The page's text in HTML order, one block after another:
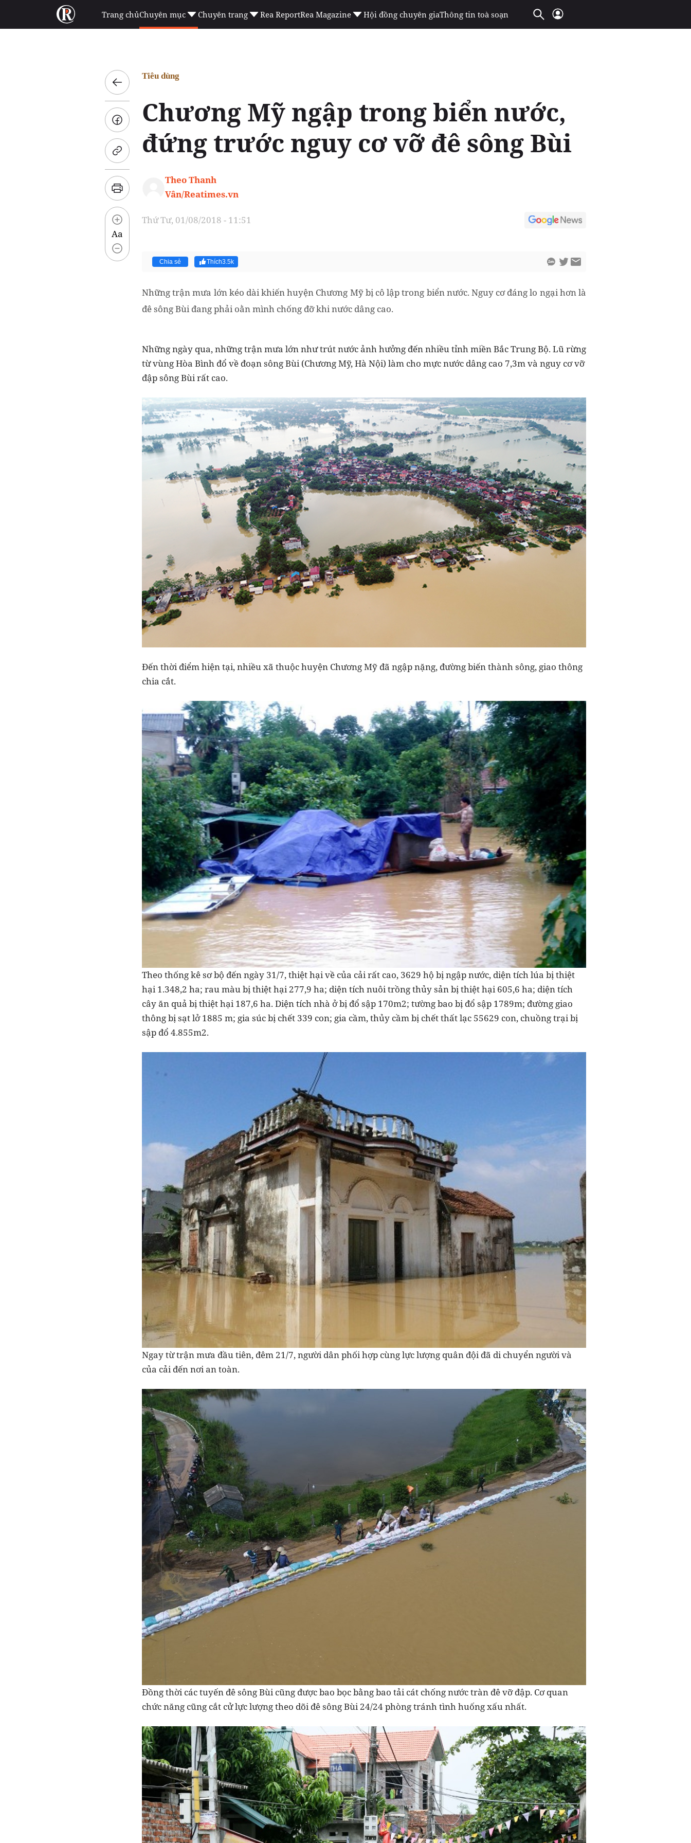
Trang chủChuyên mục Chuyên trang Rea ReportRea Magazine Hội đồng chuyên giaThông tin toà soạn
Aa
Tiêu dùng
Chương Mỹ ngập trong biển nước,
đứng trước nguy cơ vỡ đê sông Bùi
Theo Thanh
Vân/Reatimes.vn
Thứ Tư, 01/08/2018 - 11:51
Chia sẻ Thích3.5k
Những trận mưa lớn kéo dài khiến huyện Chương Mỹ bị cô lập trong biển nước. Nguy cơ đáng lo ngại hơn là
đê sông Bùi đang phải oằn mình chống đỡ khi nước dâng cao.
Những ngày qua, những trận mưa lớn như trút nước ảnh hưởng đến nhiều tỉnh miền Bắc Trung Bộ. Lũ rừng
từ vùng Hòa Bình đổ về đoạn sông Bùi (Chương Mỹ, Hà Nội) làm cho mực nước dâng cao 7,3m và nguy cơ vỡ
đập sông Bùi rất cao.
Đến thời điểm hiện tại, nhiều xã thuộc huyện Chương Mỹ đã ngập nặng, đường biến thành sông, giao thông
chia cắt.
Theo thống kê sơ bộ đến ngày 31/7, thiệt hại về của cải rất cao, 3629 hộ bị ngập nước, diện tích lúa bị thiệt
hại 1.348,2 ha; rau màu bị thiệt hại 277,9 ha; diện tích nuôi trồng thủy sản bị thiệt hại 605,6 ha; diện tích
cây ăn quả bị thiệt hại 187,6 ha. Diện tích nhà ở bị đổ sập 170m2; tường bao bị đổ sập 1789m; đường giao
thông bị sạt lở 1885 m; gia súc bị chết 339 con; gia cầm, thủy cầm bị chết thất lạc 55629 con, chuồng trại bị
sập đổ 4.855m2.
Ngay từ trận mưa đầu tiên, đêm 21/7, người dân phối hợp cùng lực lượng quân đội đã di chuyển người và
của cải đến nơi an toàn.
Đồng thời các tuyến đê sông Bùi cũng được bao bọc bằng bao tải cát chống nước tràn đê vỡ đập. Cơ quan
chức năng cũng cắt cử lực lượng theo dõi đê sông Bùi 24/24 phòng tránh tình huống xấu nhất.